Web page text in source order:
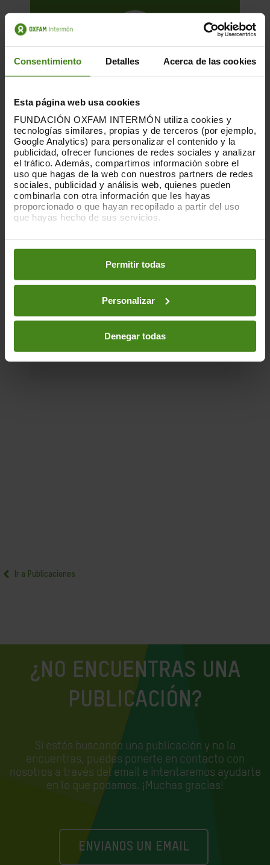
Consentimiento Detalles Acerca de las cookies
Esta página web usa cookies
FUNDACIÓN OXFAM INTERMÓN utiliza cookies y
tecnologías similares, propias y de terceros (por ejemplo,
Google Analytics) para personalizar el contenido y la
publicidad, ofrecer funciones de redes sociales y analizar
el tráfico. Además, compartimos información sobre el
uso que hagas de la web con nuestros partners de redes
sociales, publicidad y análisis web, quienes pueden
combinarla con otra información que les hayas
proporcionado o que hayan recopilado a partir del uso
que hayas hecho de sus servicios.
preferencias accediendo a nuestraPolítica de Cookieso
en los botones facilitados a continuación:
Permitir todas
Personalizar
Denegar todas
08.03.2021
Los rostros del hambre en
Centroamérica
muchas familias del Corredor Seco
Centroamericano. Las extremas sequías
Acción Humanitaria-
Desastres Naturales-
Desplazamiento- Migraciones y Refugiados-
Financiación para el desarrollo-Resiliencia y
Ir a Publicaciones
¿NO ENCUENTRAS UNA
PUBLICACIÓN?
Si estás buscando una publicación y no la
encuentras, puedes ponerte en contacto con
nosotros a través del email e intentaremos ayudarte
en lo que podamos. ¡Muchas gracias!
ENVIANOS UN EMAIL